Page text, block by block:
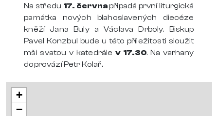
Na středu 17. červnapřipadá první liturgická
památka nových blahoslavených diecéze
kněží Jana Buly a Václava Drboly. Biskup
Pavel Konzbul bude u této příležitosti sloužit
mši svatou v katedrálev 17.30. Na varhany
doprovází Petr Kolař.
+
−